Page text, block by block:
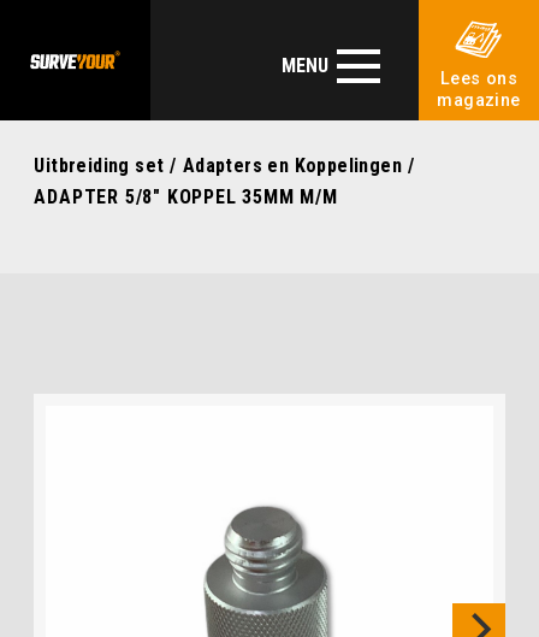
MENU
Lees ons
magazine
Uitbreiding set / Adapters en Koppelingen /
ADAPTER 5/8″ KOPPEL 35MM M/M